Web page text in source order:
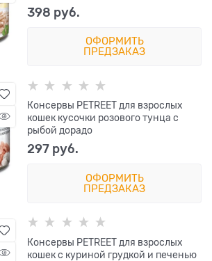
398 руб.
ОФОРМИТЬ
ПРЕДЗАКАЗ
Консервы PETREET для взрослых
кошек кусочки розового тунца с
рыбой дорадо
297 руб.
ОФОРМИТЬ
ПРЕДЗАКАЗ
Консервы PETREET для взрослых
кошек с куриной грудкой и печенью